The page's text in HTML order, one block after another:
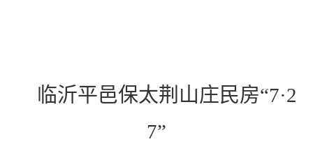
临沂平邑保太荆山庄民房“7·2
7”